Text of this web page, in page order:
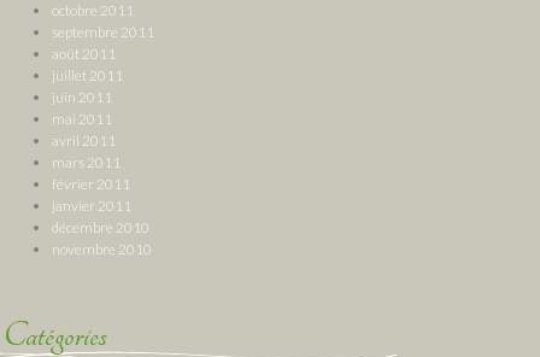
octobre 2011
septembre 2011
août 2011
juillet 2011
juin 2011
mai 2011
avril 2011
mars 2011
février 2011
janvier 2011
décembre 2010
novembre 2010
Catégories